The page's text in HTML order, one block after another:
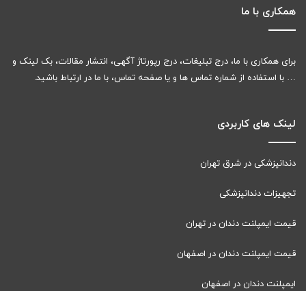
همکاری با ما
برای همکاری با ما، درج تبلیغات، درج رپورتاژ آگهی، انتشار مقالات، بک لینک و
… با استفاده از شماره تماس ها و یا صفحه تماس، با ما در ارتباط باشید.
لینک های کاربردی
دندانپزشکی در شرق تهران
تجهیزات دندانپزشکی
قیمت ایمپلنت دندان در تهران
قیمت ایمپلنت دندان در اصفهان
ایمپلنت دندان در اصفهان